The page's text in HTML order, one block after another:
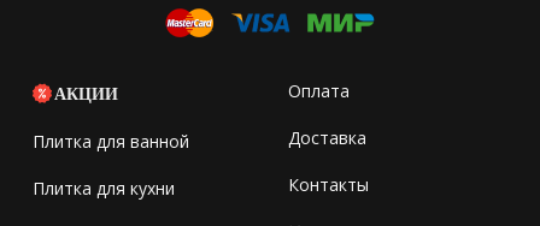
АКЦИИ
Плитка для ванной
Плитка для кухни
Оплата
Доставка
Контакты